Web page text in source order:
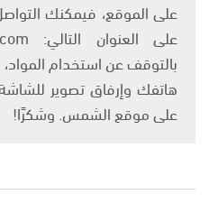
على الموقع، فيمكنك
بالتوقف عن استخدام
هاتفك وإرفاق تصوير
على موقع الشمس. وشكرًا!